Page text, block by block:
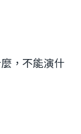
，不能演什